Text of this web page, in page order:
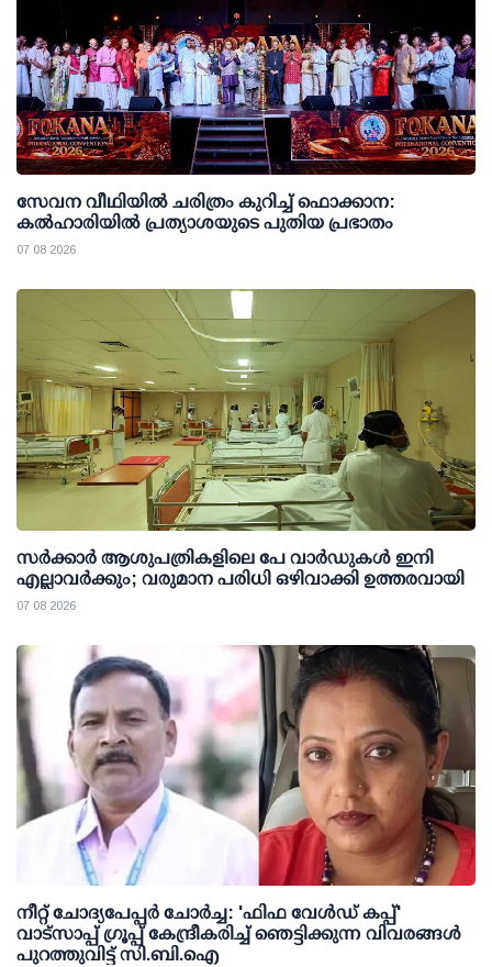
സേവന വീഥിയില്‍ ചരിത്രം കുറിച്ച് ഫൊക്കാന:
കല്‍ഹാരിയില്‍ പ്രത്യാശയുടെ പുതിയ പ്രഭാതം
07 08 2026
സര്‍ക്കാര്‍ ആശുപത്രികളിലെ പേ വാര്‍ഡുകള്‍ ഇനി
എല്ലാവര്‍ക്കും; വരുമാന പരിധി ഒഴിവാക്കി ഉത്തരവായി
07 08 2026
നീറ്റ് ചോദ്യപേപ്പര്‍ ചോര്‍ച്ച: 'ഫിഫ വേള്‍ഡ് കപ്പ്'
വാട്സാപ്പ് ഗ്രൂപ്പ് കേന്ദ്രീകരിച്ച് ഞെട്ടിക്കുന്ന വിവരങ്ങള്‍
പുറത്തുവിട്ട് സി.ബി.ഐ